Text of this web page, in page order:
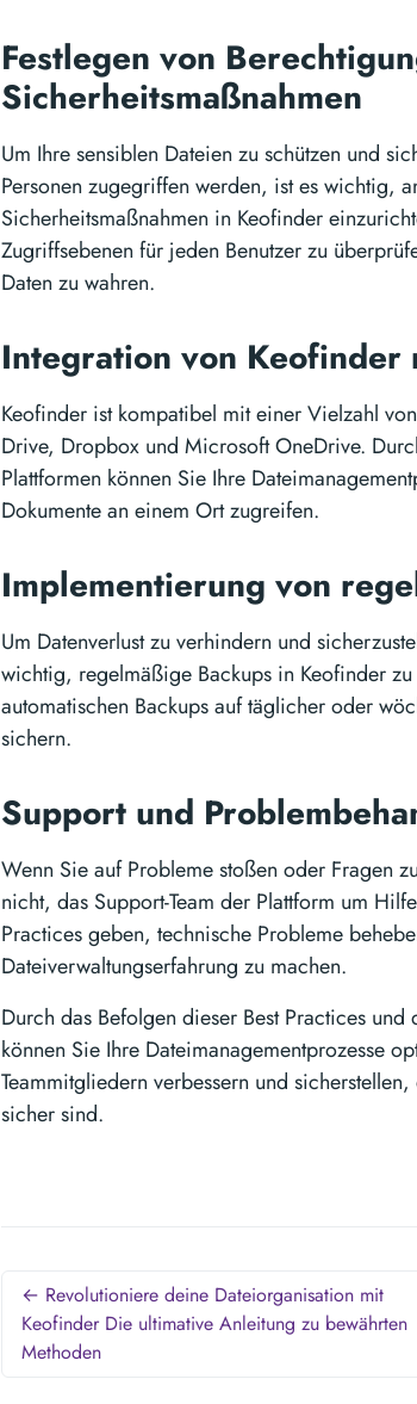
Festlegen von
Sicherheitsmaßnahmen
Um Ihre sensiblen Dateien zu schützen und
Personen zugegriffen werden, ist es wichtig,
Sicherheitsmaßnahmen in Keofinder
Zugriffsebenen für jeden Benutzer zu
Daten zu wahren.
Integration von Keofinder
Keofinder ist kompatibel mit einer Vielzahl
Drive, Dropbox und Microsoft OneDrive.
Plattformen können Sie Ihre
Dokumente an einem Ort zugreifen.
Implementierung von
Um Datenverlust zu verhindern und
wichtig, regelmäßige Backups in Keofinder
automatischen Backups auf täglicher oder
sichern.
Support und
Wenn Sie auf Probleme stoßen oder Fragen
nicht, das Support-Team der Plattform um
Practices geben, technische Probleme
Dateiverwaltungserfahrung zu machen.
Durch das Befolgen dieser Best Practices
können Sie Ihre Dateimanagementprozesse
Teammitgliedern verbessern und
sicher sind.
← Revolutioniere deine Dateiorganisation mit
Keofinder Die ultimative Anleitung zu bewährten
Methoden